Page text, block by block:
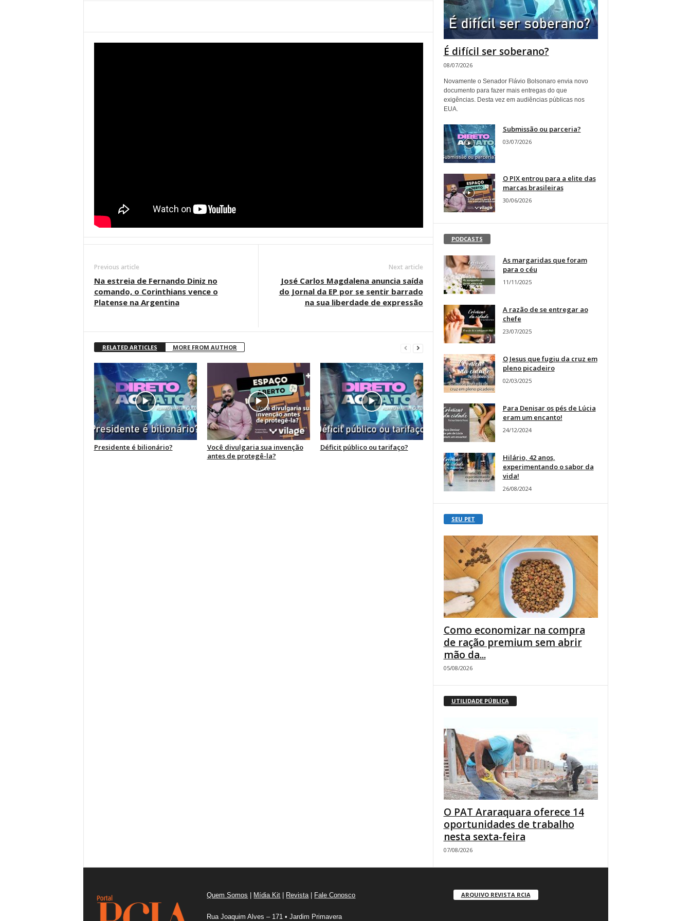
Previous article
Na estreia de Fernando Diniz no
comando, o Corinthians vence o
Platense na Argentina
Next article
José Carlos Magdalena anuncia saída
do Jornal da EP por se sentir barrado
na sua liberdade de expressão
RELATED ARTICLES MORE FROM AUTHOR
Presidente é bilionário?
Você divulgaria sua invenção
antes de protegê-la?
Déficit público ou tarifaço?
É difícil ser soberano?
08/07/2026
Novamente o Senador Flávio Bolsonaro envia novo
documento para fazer mais entregas do que
exigências. Desta vez em audiências públicas nos
EUA.
Submissão ou parceria?
03/07/2026
O PIX entrou para a elite das
marcas brasileiras
30/06/2026
PODCASTS
As margaridas que foram
para o céu
11/11/2025
A razão de se entregar ao
chefe
23/07/2025
O Jesus que fugiu da cruz em
pleno picadeiro
02/03/2025
Para Denisar os pés de Lúcia
eram um encanto!
24/12/2024
Hilário, 42 anos,
experimentando o sabor da
vida!
26/08/2024
SEU PET
Como economizar na compra
de ração premium sem abrir
mão da...
05/08/2026
UTILIDADE PÚBLICA
O PAT Araraquara oferece 14
oportunidades de trabalho
nesta sexta-feira
07/08/2026
Quem Somos | Mídia Kit | Revista | Fale Conosco
Rua Joaquim Alves – 171 • Jardim Primavera
ARQUIVO REVISTA RCIA